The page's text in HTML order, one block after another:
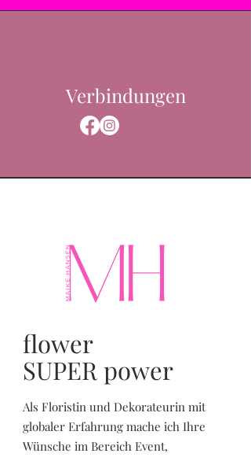
Verbindungen
flower
SUPER power
Als Floristin und Dekorateurin mit
globaler Erfahrung mache ich Ihre
Wünsche im Bereich Event,